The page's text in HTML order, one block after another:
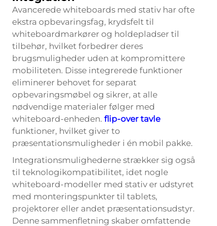
Avancerede whiteboards med stativ har ofte
ekstra opbevaringsfag, krydsfelt til
whiteboardmarkører og holdepladser til
tilbehør, hvilket forbedrer deres
brugsmuligheder uden at kompromittere
mobiliteten. Disse integrerede funktioner
eliminerer behovet for separat
opbevaringsmøbel og sikrer, at alle
nødvendige materialer følger med
whiteboard-enheden. flip-over tavle
funktioner, hvilket giver to
præsentationsmuligheder i én mobil pakke.
Integrationsmulighederne strækker sig også
til teknologikompatibilitet, idet nogle
whiteboard-modeller med stativ er udstyret
med monteringspunkter til tablets,
projektorer eller andet præsentationsudstyr.
Denne sammenfletning skaber omfattende